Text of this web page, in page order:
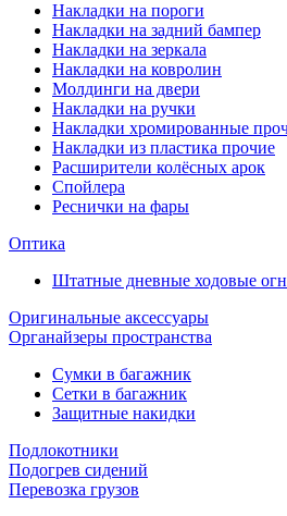
Накладки на пороги
Накладки на задний бампер
Накладки на зеркала
Накладки на ковролин
Молдинги на двери
Накладки на ручки
Накладки хромированные
Накладки из пластика прочие
Расширители колёсных арок
Спойлера
Реснички на фары
Оптика
Штатные дневные ходовые
Оригинальные аксессуары
Органайзеры пространства
Сумки в багажник
Сетки в багажник
Защитные накидки
Подлокотники
Подогрев сидений
Перевозка грузов